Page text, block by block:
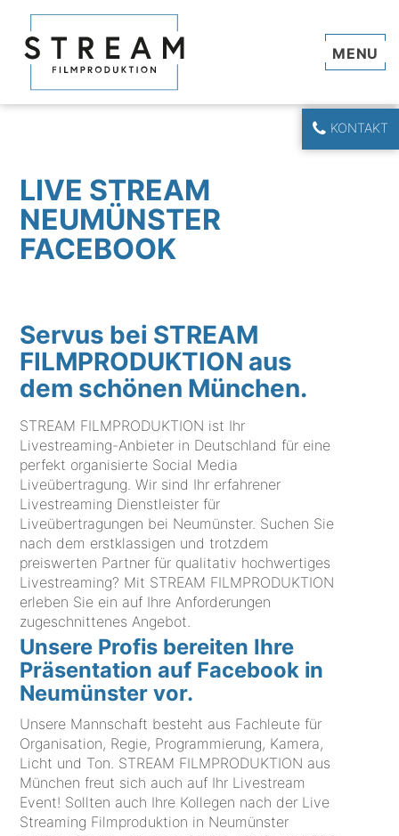
KONTAKT
LIVE STREAM
NEUMÜNSTER
FACEBOOK
Servus bei STREAM
FILMPRODUKTION aus
dem schönen München.
STREAM FILMPRODUKTION ist Ihr
Livestreaming-Anbieter in Deutschland für eine
perfekt organisierte Social Media
Liveübertragung. Wir sind Ihr erfahrener
Livestreaming Dienstleister für
Liveübertragungen bei Neumünster. Suchen Sie
nach dem erstklassigen und trotzdem
preiswerten Partner für qualitativ hochwertiges
Livestreaming? Mit STREAM FILMPRODUKTION
erleben Sie ein auf Ihre Anforderungen
zugeschnittenes Angebot.
Unsere Profis bereiten Ihre
Präsentation auf Facebook in
Neumünster vor.
Unsere Mannschaft besteht aus Fachleute für
Organisation, Regie, Programmierung, Kamera,
Licht und Ton. STREAM FILMPRODUKTION aus
München freut sich auch auf Ihr Livestream
Event! Sollten auch Ihre Kollegen nach der Live
Streaming Filmproduktion in Neumünster